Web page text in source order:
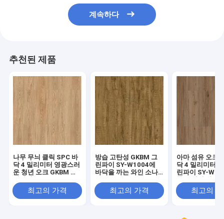
계속하다
추천된 제품
나무 무늬 클릭 SPC 바
닥 4 밀리미터 영광스러
운 청년 오크 GKBM 그
최고의 가격
방습 고탄성 GKBM 그
린파이 SY-W1004에
바닥을 까는 와인 소나
최고의 가격
아마 섬유 오크
닥 4 밀리미터
린파이 SY-
최고의